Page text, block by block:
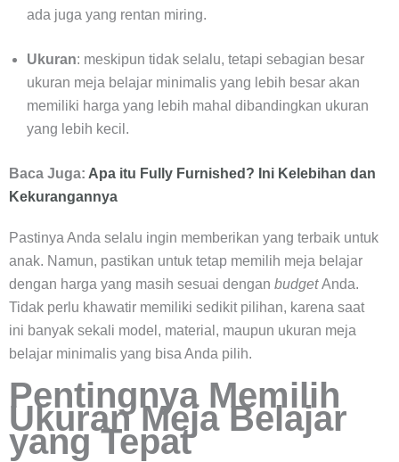
ada juga yang rentan miring.
Ukuran: meskipun tidak selalu, tetapi sebagian besar
ukuran meja belajar minimalis yang lebih besar akan
memiliki harga yang lebih mahal dibandingkan ukuran
yang lebih kecil.
Baca Juga: Apa itu Fully Furnished? Ini Kelebihan dan
Kekurangannya
Pastinya Anda selalu ingin memberikan yang terbaik untuk
anak. Namun, pastikan untuk tetap memilih meja belajar
dengan harga yang masih sesuai dengan budgetAnda.
Tidak perlu khawatir memiliki sedikit pilihan, karena saat
ini banyak sekali model, material, maupun ukuran meja
belajar minimalis yang bisa Anda pilih.
Pentingnya Memilih
Ukuran Meja Belajar
yang Tepat